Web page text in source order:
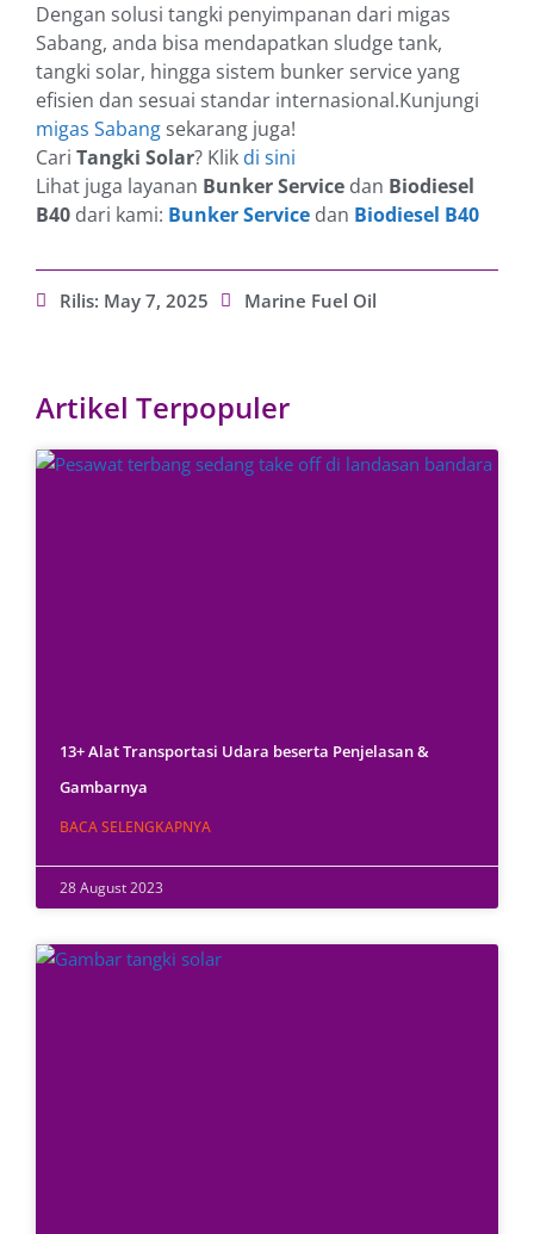
Dengan solusi tangki penyimpanan dari migas
Sabang, anda bisa mendapatkan sludge tank,
tangki solar, hingga sistem bunker service yang
efisien dan sesuai standar internasional.Kunjungi
migas Sabang sekarang juga!
Cari Tangki Solar? Klik di sini
Lihat juga layanan Bunker Service dan Biodiesel
B40 dari kami: Bunker Service dan Biodiesel B40
Rilis: May 7, 2025 Marine Fuel Oil
Artikel Terpopuler
13+ Alat Transportasi Udara beserta Penjelasan &
Gambarnya
BACA SELENGKAPNYA
28 August 2023